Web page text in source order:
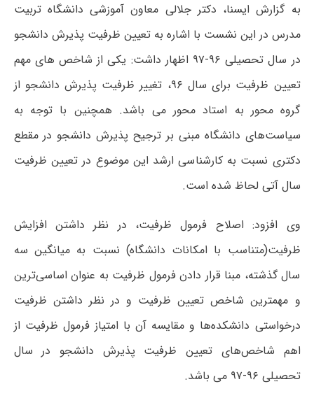
به گزارش ایسنا، دکتر جلالی معاون آموزشی دانشگاه تربیت
مدرس در این نشست با اشاره به تعیین ظرفیت پذیرش دانشجو
در سال تحصیلی ۹۶-۹۷ اظهار داشت: یکی از شاخص های مهم
تعیین ظرفیت برای سال ۹۶، تغییر ظرفیت پذیرش دانشجو از
گروه محور به استاد محور می باشد. همچنین با توجه به
سیاست‌های دانشگاه مبنی بر ترجیح پذیرش دانشجو در مقطع
دکتری نسبت به کارشناسی ارشد این موضوع در تعیین ظرفیت
سال آتی لحاظ شده است.
وی افزود: اصلاح فرمول ظرفیت، در نظر داشتن افزایش
ظرفیت(متناسب با امکانات دانشگاه) نسبت به میانگین سه
سال گذشته، مبنا قرار دادن فرمول ظرفیت به عنوان اساسی‌ترین
و مهمترین شاخص تعیین ظرفیت و در نظر داشتن ظرفیت
درخواستی دانشکده‌ها و مقایسه آن با امتیاز فرمول ظرفیت از
اهم شاخص‌های تعیین ظرفیت پذیرش دانشجو در سال
تحصیلی ۹۶-۹۷ می باشد.